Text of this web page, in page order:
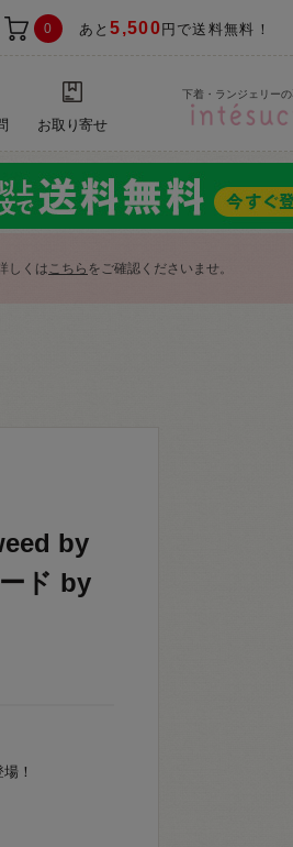
0 あと5,500 円で送料無料！
お取り寄せ
下着・ランジェリー
しくはこちら をご確認くださいませ。
by
ド by
！